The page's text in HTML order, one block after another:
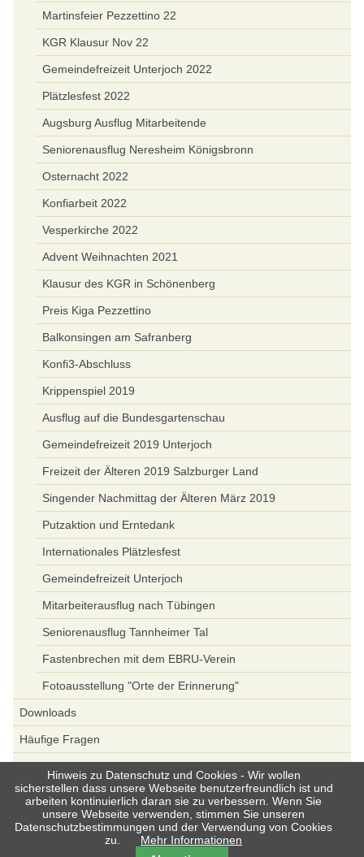
Martinsfeier Pezzettino 22
KGR Klausur Nov 22
Gemeindefreizeit Unterjoch 2022
Plätzlesfest 2022
Augsburg Ausflug Mitarbeitende
Seniorenausflug Neresheim Königsbronn
Osternacht 2022
Konfiarbeit 2022
Vesperkirche 2022
Advent Weihnachten 2021
Klausur des KGR in Schönenberg
Preis Kiga Pezzettino
Balkonsingen am Safranberg
Konfi3-Abschluss
Krippenspiel 2019
Ausflug auf die Bundesgartenschau
Gemeindefreizeit 2019 Unterjoch
Freizeit der Älteren 2019 Salzburger Land
Singender Nachmittag der Älteren März 2019
Putzaktion und Erntedank
Internationales Plätzlesfest
Gemeindefreizeit Unterjoch
Mitarbeiterausflug nach Tübingen
Seniorenausflug Tannheimer Tal
Fastenbrechen mit dem EBRU-Verein
Fotoausstellung "Orte der Erinnerung"
Downloads
Häufige Fragen
Spenden
Datenschutz
Hinweis zu Datenschutz und Cookies - Wir wollen
sicherstellen dass unsere Webseite benutzerfreundlich ist und
arbeiten kontinuierlich daran sie zu verbessern. Wenn Sie
unsere Webseite verwenden, stimmen Sie unseren
Datenschutzbestimmungen und der Verwendung von Cookies
zu.
Mehr Informationen